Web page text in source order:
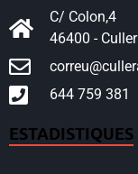
C/ Colon,4
46400 -
644 759 381
ESTADISTIQUES